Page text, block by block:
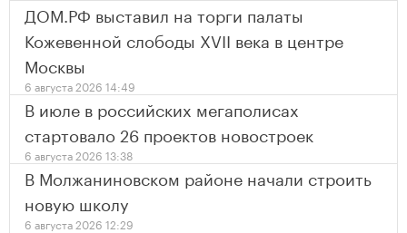
ДОМ.РФ выставил на торги палаты
Кожевенной слободы XVII века в центре
Москвы
6 августа 2026 14:49
В июле в российских мегаполисах
стартовало 26 проектов новостроек
6 августа 2026 13:38
В Молжаниновском районе начали строить
новую школу
6 августа 2026 12:29